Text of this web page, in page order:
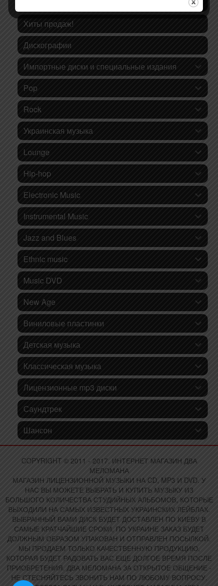
Хиты продаж!
Дискографии
Импортные диски и специальные издания
Pop
Rock
Украинская музыка
Lounge
Hip-hop
Electronic Music
Instrumental Music
Jazz and Blues
Ethnic music
Music DVD
New Age
Виниловые пластинки
Детская музыка
Классическая музыка
Лицензионные mp3 диски
Саундтрек
Шансон
COPYRIGHT © 2011 - 2017. ИНТЕРНЕТ МАГАЗИН ДВА
МЕЛОМАНА
МАГАЗИН ЛИЦЕНЗИОННОЙ МУЗЫКИ НА CD, MP3 И DVD. У
НАС ВЫ МОЖЕТЕ ВЫБРАТЬ И КУПИТЬ МУЗЫКУ ИЗ
БОЛЬШОГО КОЛИЧЕСТВА СТУДИЙНЫХ АЛЬБОМОВ, КОТОРЫЕ
ВЫХОДИЛИ НА САМЫХ ИЗВЕСТНЫХ УКРАИНСКИХ ЛЕЙБЛАХ.
ВЫБРАННЫЙ ВАМИ ДИСК БУДЕТ ДОСТАВЛЕН ПО КИЕВУ В
САМЫЕ КРАТЧАЙШИЕ СРОКИ, ПО УКРАИНЕ ЗАКАЗ БУДЕТ
ДОЛЖНЫМ ОБРАЗОМ УПАКОВАН И ОТПРАВЛЕН ПОСЫЛКОЙ.
МЫ ПРОДАЕМ ТОЛЬКО КАЧЕСТВЕННУЮ ПРОДУКЦИЮ,
КОТОРАЯ БУДЕТ РАДОВАТЬ ВАС ЕЩЕ ДОЛГОЕ ВРЕМЯ ПОСЛЕ
ПРИОБРЕТЕНИЯ. ДВА МЕЛОМАНА ЗА ОТКРЫТОЕ ОБЩЕНИЕ -
НЕ СТЕСНЯЙТЕСЬ ЗВОНИТЬ НАМ ПО ЛЮБОМУ ВОПРОСУ.